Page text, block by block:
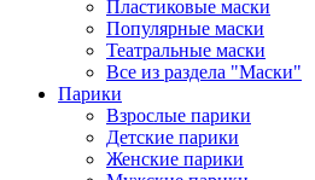
Пластиковые маски
Популярные маски
Театральные маски
Все из раздела "Маски"
Парики
Взрослые парики
Детские парики
Женские парики